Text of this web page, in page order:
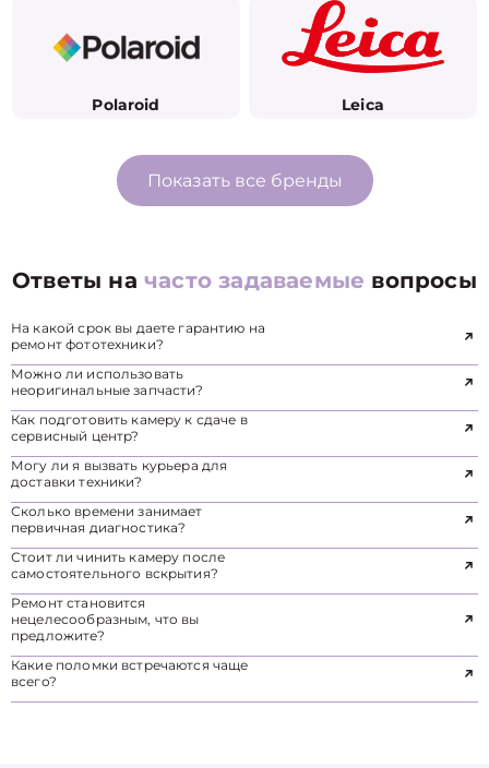
Polaroid Leica
Показать все бренды
Ответы начасто задаваемые вопросы
На какой срок вы даете гарантию на
ремонт фототехники?
Можно ли использовать
неоригинальные запчасти?
Как подготовить камеру к сдаче в
сервисный центр?
Могу ли я вызвать курьера для
доставки техники?
Сколько времени занимает
первичная диагностика?
Стоит ли чинить камеру после
самостоятельного вскрытия?
Ремонт становится
нецелесообразным, что вы
предложите?
Какие поломки встречаются чаще
всего?